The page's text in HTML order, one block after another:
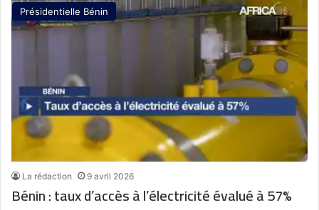
Présidentielle Bénin
La rédaction 9 avril 2026
Bénin : taux d’accès à l’électricité évalué à 57%